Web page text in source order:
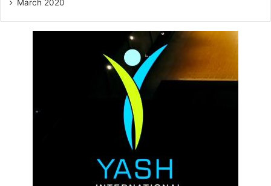
March 2020